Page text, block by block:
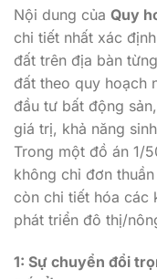
Nội dung của Quy
chi tiết nhất xác
đất trên địa bàn
đất theo quy hoạch
đầu tư bất động
giá trị, khả năng
Trong một đồ án 1/
không chỉ đơn
còn chi tiết hóa các
phát triển đô thị/
1: Sự chuyển đổi